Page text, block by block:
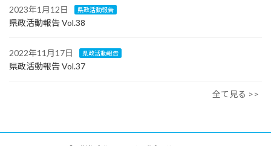
2023年1月12日 県政活動報告
県政活動報告 Vol.38
2022年11月17日 県政活動報告
県政活動報告 Vol.37
全て見る >>